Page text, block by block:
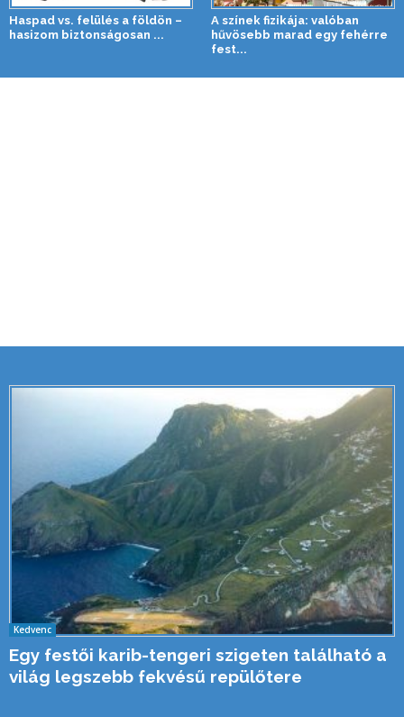
Haspad vs. felülés a földön –
hasizom biztonságosan ...
A színek fizikája: valóban
hűvösebb marad egy fehérre
fest...
Kedvenc
Egy festői karib-tengeri szigeten található a
világ legszebb fekvésű repülőtere